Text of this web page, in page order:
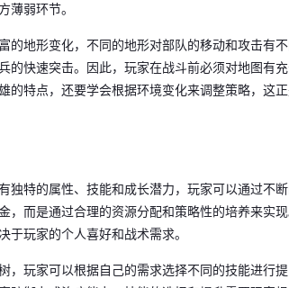
薄弱环节。
的地形变化，不同的地形对部队的移动和攻击有
的快速突击。因此，玩家在战斗前必须对地图有
的特点，还要学会根据环境变化来调整策略，这
独特的属性、技能和成长潜力，玩家可以通过不
而是通过合理的资源分配和策略性的培养来实现
玩家的个人喜好和战术需求。
，玩家可以根据自己的需求选择不同的技能进行提